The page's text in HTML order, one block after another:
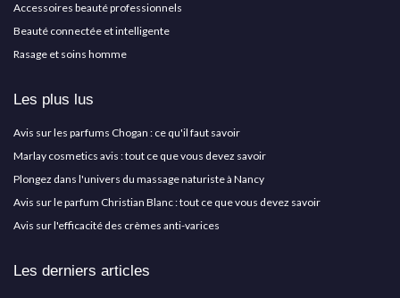
Accessoires beauté professionnels
Beauté connectée et intelligente
Rasage et soins homme
Les plus lus
Avis sur les parfums Chogan : ce qu'il faut savoir
Marlay cosmetics avis : tout ce que vous devez savoir
Plongez dans l'univers du massage naturiste à Nancy
Avis sur le parfum Christian Blanc : tout ce que vous devez savoir
Avis sur l'efficacité des crèmes anti-varices
Les derniers articles